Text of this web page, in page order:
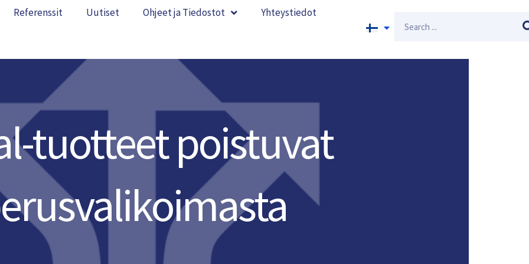
Referenssit Uutiset Ohjeet ja Tiedostot Yhteystiedot
tuotteet poistuvat